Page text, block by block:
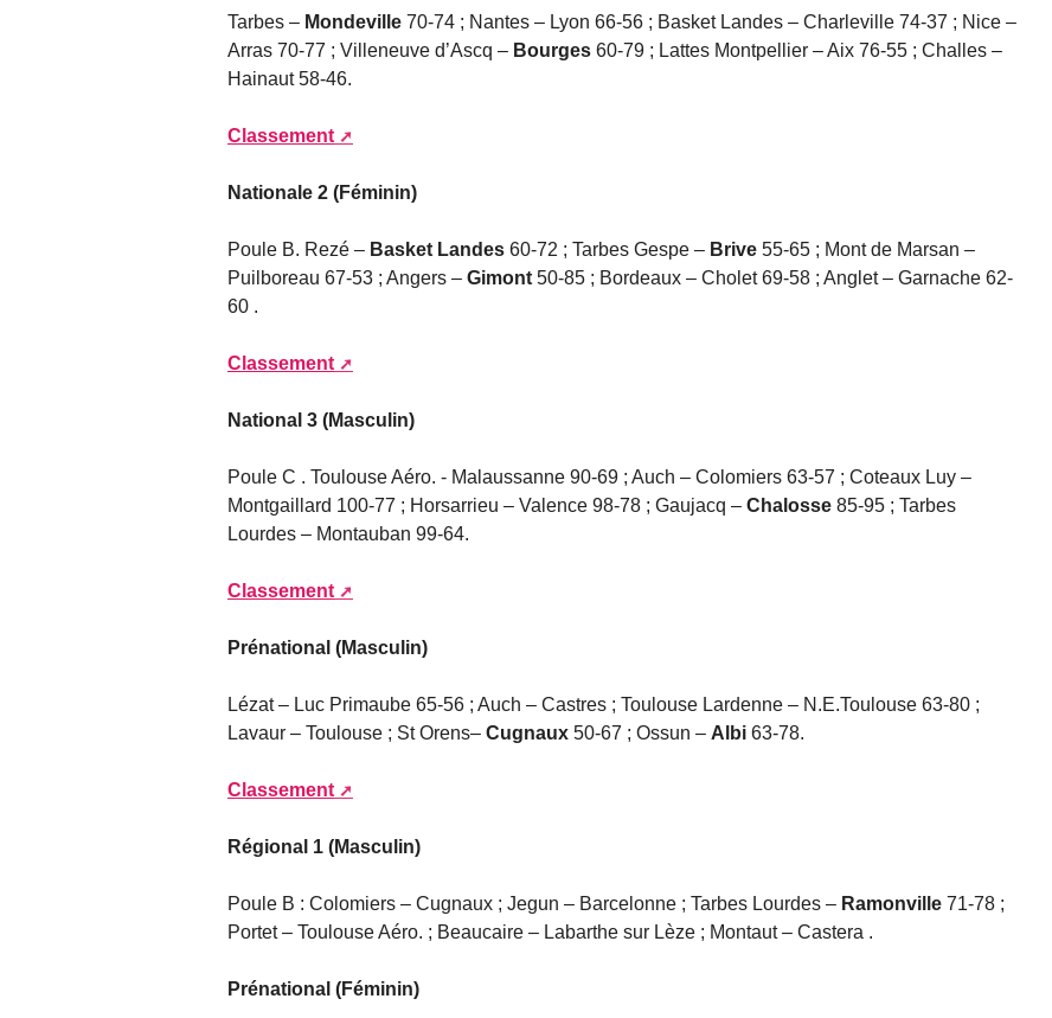
Tarbes – Mondeville 70-74 ; Nantes – Lyon 66-56 ; Basket Landes – Charleville 74-37 ; Nice –
Arras 70-77 ; Villeneuve d’Ascq – Bourges 60-79 ; Lattes Montpellier – Aix 76-55 ; Challes –
Hainaut 58-46.
Classement
Nationale 2 (Féminin)
Poule B. Rezé – Basket Landes 60-72 ; Tarbes Gespe – Brive 55-65 ; Mont de Marsan –
Puilboreau 67-53 ; Angers – Gimont 50-85 ; Bordeaux – Cholet 69-58 ; Anglet – Garnache 62-
60 .
Classement
National 3 (Masculin)
Poule C . Toulouse Aéro. - Malaussanne 90-69 ; Auch – Colomiers 63-57 ; Coteaux Luy –
Montgaillard 100-77 ; Horsarrieu – Valence 98-78 ; Gaujacq – Chalosse 85-95 ; Tarbes
Lourdes – Montauban 99-64.
Classement
Prénational (Masculin)
Lézat – Luc Primaube 65-56 ; Auch – Castres ; Toulouse Lardenne – N.E.Toulouse 63-80 ;
Lavaur – Toulouse ; St Orens– Cugnaux 50-67 ; Ossun – Albi 63-78.
Classement
Régional 1 (Masculin)
Poule B : Colomiers – Cugnaux ; Jegun – Barcelonne ; Tarbes Lourdes – Ramonville 71-78 ;
Portet – Toulouse Aéro. ; Beaucaire – Labarthe sur Lèze ; Montaut – Castera .
Prénational (Féminin)